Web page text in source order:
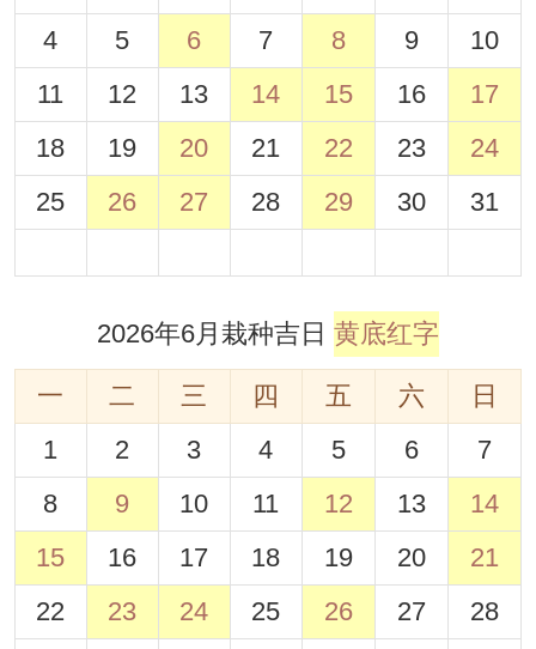
4
5 6 7 8 9
10
11
12 13 14 15 16
17
18
19 20 21 22 23
24
25
26 27 28 29 30 31
2026年6月栽种吉日 黄底红字
一 二 三 四 五 六
日
1
2 3 4 5 6
7
8
9 10 11 12 13
14
15
16 17 18 19 20
21
22
23 24 25 26 27
28